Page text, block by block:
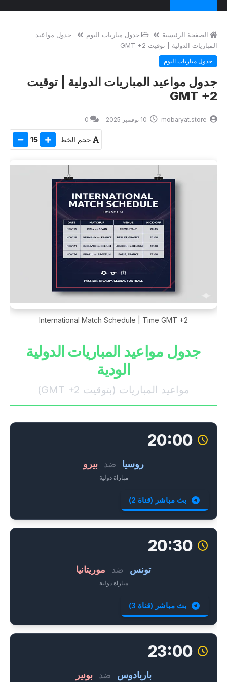
الصفحة الرئيسية جدول مباريات اليوم
جدول مواعيد
المباريات الدولية | توقيت GMT +2
جدول مباريات اليوم
جدول مواعيد المباريات الدولية | توقيت
GMT +2
mobaryat.store
0
حجم الخط 15
International Match Schedule | Time GMT +2
جدول مواعيد المباريات الدولية
الودية
مواعيد المباريات (بتوقيت GMT +2)
20:00
روسيا ضد بيرو
مباراة دولية
بث مباشر (قناة 2)
20:30
تونس ضد موريتانيا
مباراة دولية
بث مباشر (قناة 3)
23:00
باربادوس ضد بونير